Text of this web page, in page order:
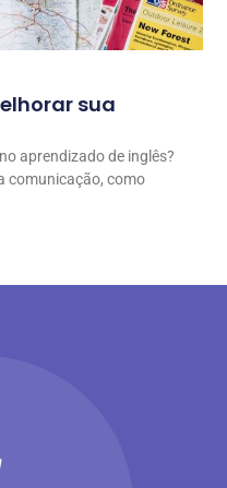
sua
aprendizado de inglês?
comunicação, como